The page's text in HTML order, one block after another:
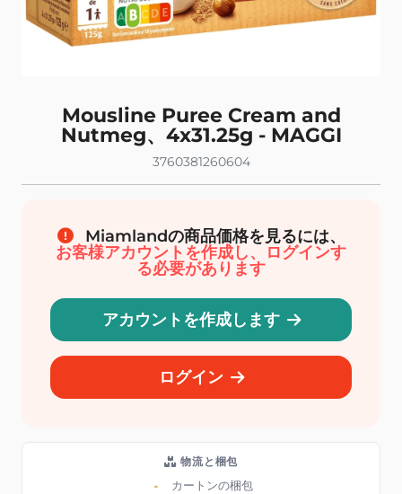
Mousline Puree Cream and
Nutmeg、4x31.25g - MAGGI
3760381260604
Miamlandの商品価格を見るには、
お客様アカウントを作成し、ログインす
る必要があります
アカウントを作成します
ログイン
物流と梱包
カートンの梱包